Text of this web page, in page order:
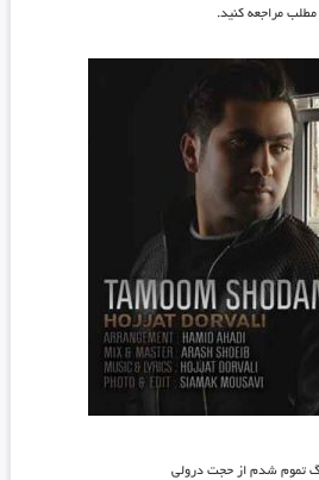
مطلب مراجعه کنید.
تموم شدم از حجت درولی